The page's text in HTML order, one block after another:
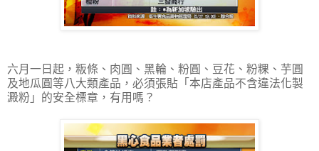
六月一日起，粄條、肉圓、黑輪、粉圓、豆花、粉粿、芋圓
及地瓜圓等八大類產品，必須張貼「本店產品不含違法化製
澱粉」的安全標章，有用嗎？